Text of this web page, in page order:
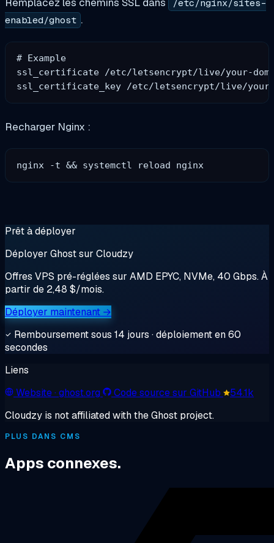
/etc/nginx/sites-
enabled/ghost .
# Example
ssl_certificate /etc/letsencrypt/live/your-
Recharger Nginx :
Prêt à déployer
Déployer Ghost sur Cloudzy
Offres VPS pré-réglées sur AMD EPYC, NVMe, 40 Gbps. À
partir de 2,48 $/mois.
Déployer maintenant →
Remboursement sous 14 jours · déploiement en 60
secondes
Liens
Website· ghost.org Code source sur GitHub
54.1k
Cloudzy is not affiliated with the Ghost project.
PLUS DANS CMS
Apps connexes.